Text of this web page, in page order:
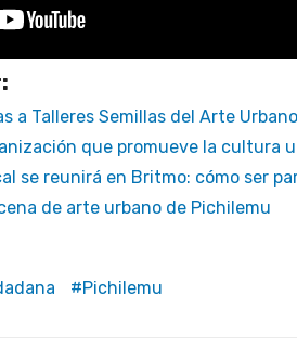
a Talleres Semillas del Arte
que promueve la cultura
se reunirá en Britmo: cómo ser
de arte urbano de Pichilemu
Pichilemu